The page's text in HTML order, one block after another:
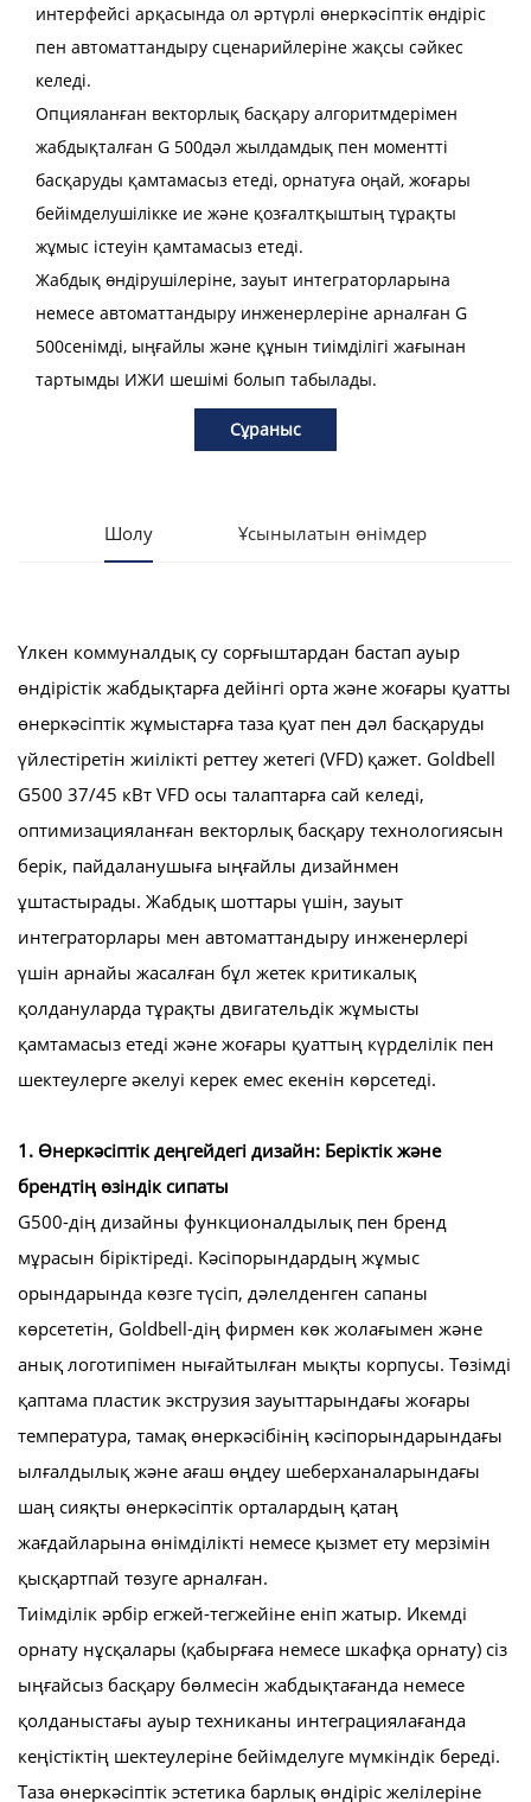
интерфейсі арқасында ол әртүрлі өнеркәсіптік өндіріс
пен автоматтандыру сценарийлеріне жақсы сәйкес
келеді.
Опцияланған векторлық басқару алгоритмдерімен
жабдықталған G 500дәл жылдамдық пен моментті
басқаруды қамтамасыз етеді, орнатуға оңай, жоғары
бейімделушілікке ие және қозғалтқыштың тұрақты
жұмыс істеуін қамтамасыз етеді.
Жабдық өндірушілеріне, зауыт интеграторларына
немесе автоматтандыру инженерлеріне арналған G
500сенімді, ыңғайлы және құнын тиімділігі жағынан
тартымды ИЖИ шешімі болып табылады.
Сұраныс
Шолу Ұсынылатын өнімдер
Үлкен коммуналдық су сорғыштардан бастап ауыр
өндірістік жабдықтарға дейінгі орта және жоғары қуатты
өнеркәсіптік жұмыстарға таза қуат пен дәл басқаруды
үйлестіретін жиілікті реттеу жетегі (VFD) қажет. Goldbell
G500 37/45 кВт VFD осы талаптарға сай келеді,
оптимизацияланған векторлық басқару технологиясын
берік, пайдаланушыға ыңғайлы дизайнмен
ұштастырады. Жабдық шоттары үшін, зауыт
интеграторлары мен автоматтандыру инженерлері
үшін арнайы жасалған бұл жетек критикалық
қолдануларда тұрақты двигательдік жұмысты
қамтамасыз етеді және жоғары қуаттың күрделілік пен
шектеулерге әкелуі керек емес екенін көрсетеді.
1. Өнеркәсіптік деңгейдегі дизайн: Беріктік және
брендтің өзіндік сипаты
G500-дің дизайны функционалдылық пен бренд
мұрасын біріктіреді. Кәсіпорындардың жұмыс
орындарында көзге түсіп, дәлелденген сапаны
көрсететін, Goldbell-дің фирмен көк жолағымен және
анық логотипімен нығайтылған мықты корпусы. Төзімді
қаптама пластик экструзия зауыттарындағы жоғары
температура, тамақ өнеркәсібінің кәсіпорындарындағы
ылғалдылық және ағаш өңдеу шеберханаларындағы
шаң сияқты өнеркәсіптік орталардың қатаң
жағдайларына өнімділікті немесе қызмет ету мерзімін
қысқартпай төзуге арналған.
Тиімділік әрбір егжей-тегжейіне еніп жатыр. Икемді
орнату нұсқалары (қабырғаға немесе шкафқа орнату) сіз
ыңғайсыз басқару бөлмесін жабдықтағанда немесе
қолданыстағы ауыр техниканы интеграциялағанда
кеңістіктің шектеулеріне бейімделуге мүмкіндік береді.
Таза өнеркәсіптік эстетика барлық өндіріс желілеріне